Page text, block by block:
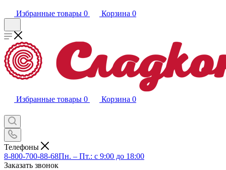
Избранные товары 0 Корзина 0
Избранные товары 0 Корзина 0
Телефоны
8-800-700-88-68Пн. – Пт.: с 9:00 до 18:00
Заказать звонок